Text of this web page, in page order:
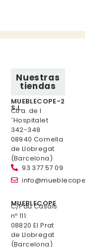
Nuestras
tiendas
MUEBLECOPE-2
S.L.
Ctra. de l
´Hospitalet
342-348
08940 Cornella
de Llobregat
(Barcelona)
93 377 57 09
MUEBLECOPE
C/Pau Casals
nº 111
08820 El Prat
de Llobregat
(Barcelona)